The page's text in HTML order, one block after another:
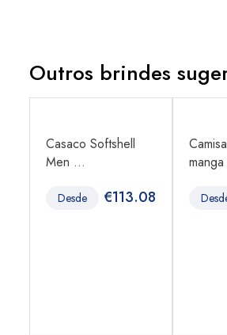
Outros brindes
Casaco Softshell
Men ...
Desde €113.08